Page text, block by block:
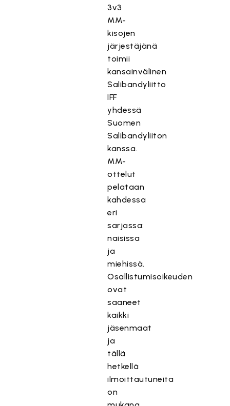
3v3
MM-
kisojen
järjestäjänä
toimii
kansainvälinen
Salibandyliitto
IFF
yhdessä
Suomen
Salibandyliiton
kanssa.
MM-
ottelut
pelataan
kahdessa
eri
sarjassa:
naisissa
ja
miehissä.
Osallistumisoikeuden
ovat
saaneet
kaikki
jäsenmaat
ja
tällä
hetkellä
ilmoittautuneita
on